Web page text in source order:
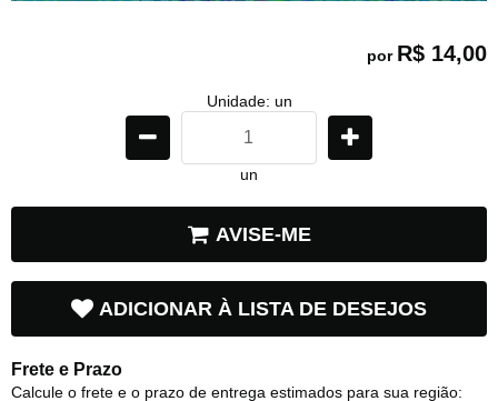
por R$ 14,00
Unidade: un
un
AVISE-ME
ADICIONAR À LISTA DE DESEJOS
Frete e Prazo
Calcule o frete e o prazo de entrega estimados para sua região: